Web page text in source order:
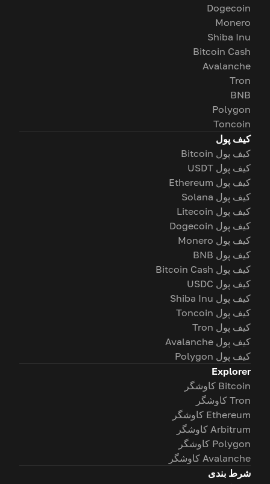
Dogecoin
Monero
Shiba Inu
Bitcoin Cash
Avalanche
Tron
BNB
Polygon
Toncoin
کیف پول
کیف پول Bitcoin
کیف پول USDT
کیف پول Ethereum
کیف پول Solana
کیف پول Litecoin
کیف پول Dogecoin
کیف پول Monero
کیف پول BNB
کیف پول Bitcoin Cash
کیف پول USDC
کیف پول Shiba Inu
کیف پول Toncoin
کیف پول Tron
کیف پول Avalanche
کیف پول Polygon
Explorer
Bitcoin کاوشگر
Tron کاوشگر
Ethereum کاوشگر
Arbitrum کاوشگر
Polygon کاوشگر
Avalanche کاوشگر
شرط بندی